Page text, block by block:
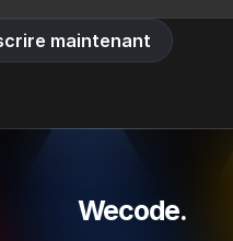
maintenant
Wecode.